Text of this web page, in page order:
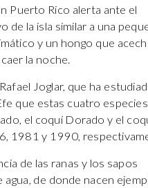
Puerto Rico alerta ante el
la isla similar a una
y un hongo que
la noche.
Joglar, que ha
que estas cuatro
el coquí Dorado y el
1981 y 1990,
de las ranas y los sapos
de donde nacen